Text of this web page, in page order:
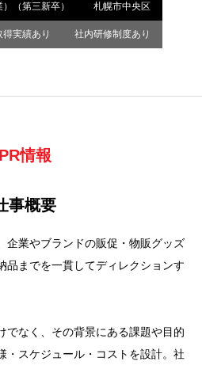
（第三新卒） 札幌市中央区
実績あり 社内研修制度あり
PR情報
事概要
企業やブランドの販促・物販グッズ
品までを一貫してディレクションす
でなく、その背景にある課題や目的
・スケジュール・コストを設計。社